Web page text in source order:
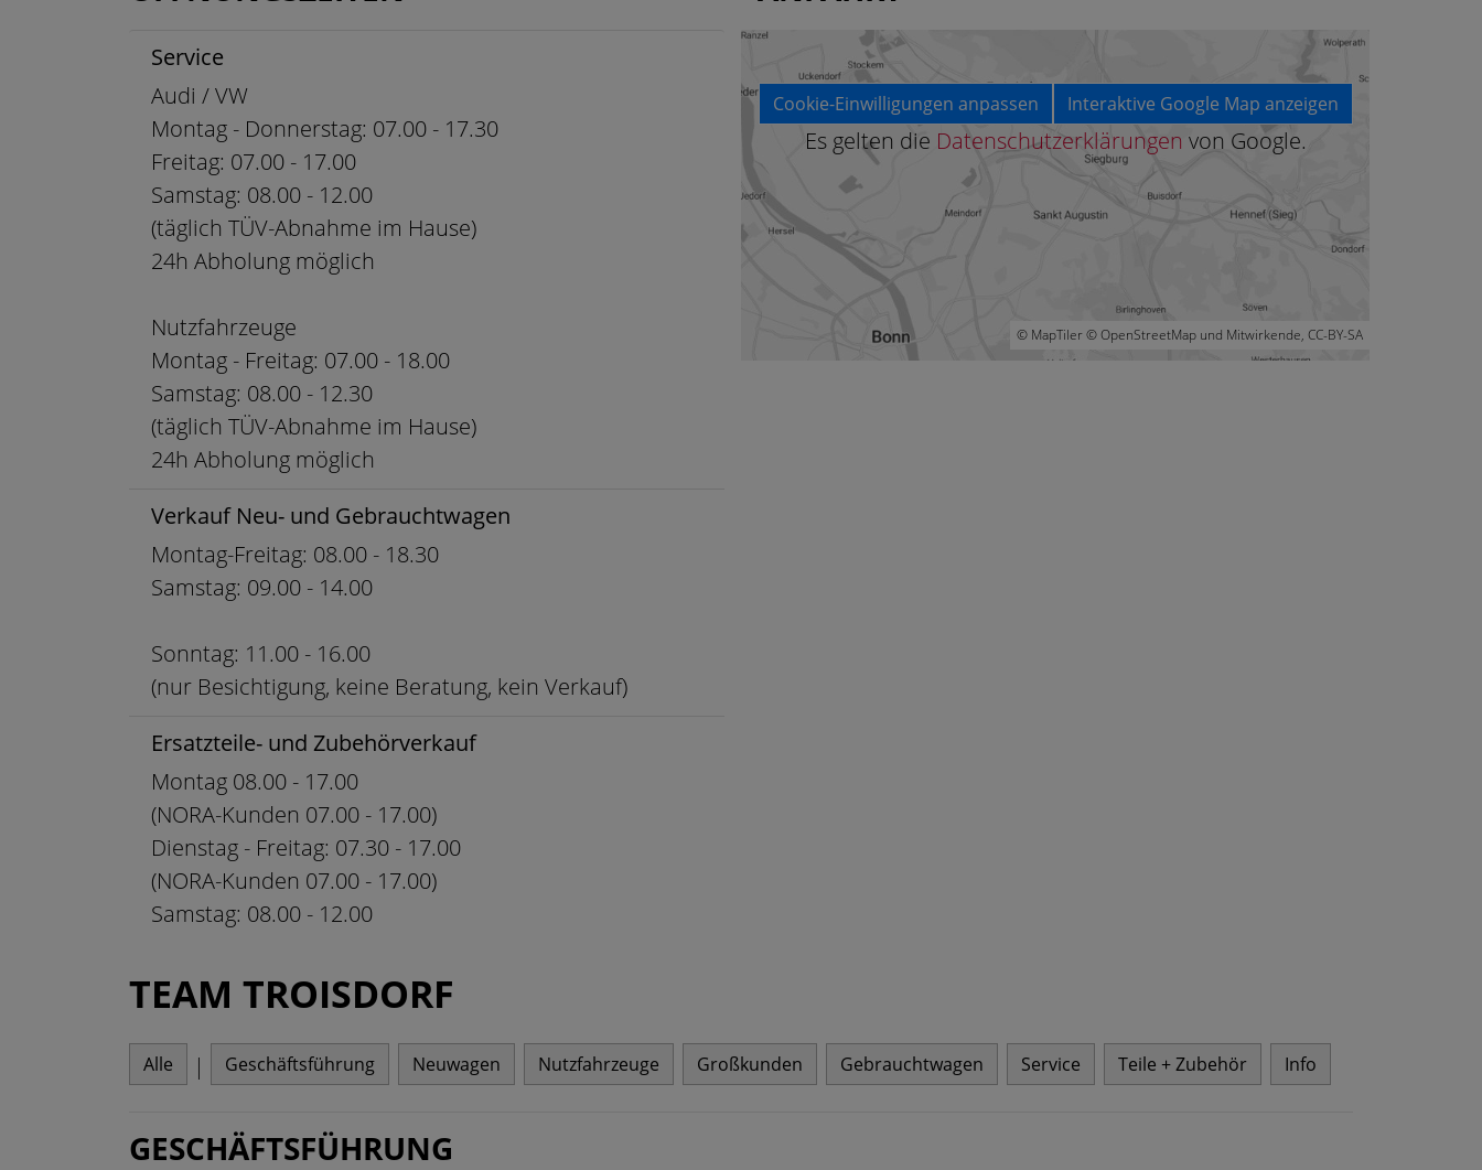
Service
Audi / VW
Montag - Donnerstag: 07.00 - 17.30
Freitag: 07.00 - 17.00
Samstag: 08.00 - 12.00
(täglich TÜV-Abnahme im Hause)
24h Abholung möglich
Nutzfahrzeuge
Montag - Freitag: 07.00 - 18.00
Samstag: 08.00 - 12.30
(täglich TÜV-Abnahme im Hause)
24h Abholung möglich
Verkauf Neu- und Gebrauchtwagen
Montag-Freitag: 08.00 - 18.30
Samstag: 09.00 - 14.00
Sonntag: 11.00 - 16.00
(nur Besichtigung, keine Beratung, kein Verkauf)
Ersatzteile- und Zubehörverkauf
Montag 08.00 - 17.00
(NORA-Kunden 07.00 - 17.00)
Dienstag - Freitag: 07.30 - 17.00
(NORA-Kunden 07.00 - 17.00)
Samstag: 08.00 - 12.00
Cookie-Einwilligungen anpassen Interaktive Google Map anzeigen
Es gelten die Datenschutzerklärungen von Google.
© MapTiler © OpenStreetMap und Mitwirkende, CC-BY-SA
TEAM TROISDORF
Alle | Geschäftsführung Neuwagen Nutzfahrzeuge Großkunden Gebrauchtwagen Service Teile + Zubehör Info
GESCHÄFTSFÜHRUNG